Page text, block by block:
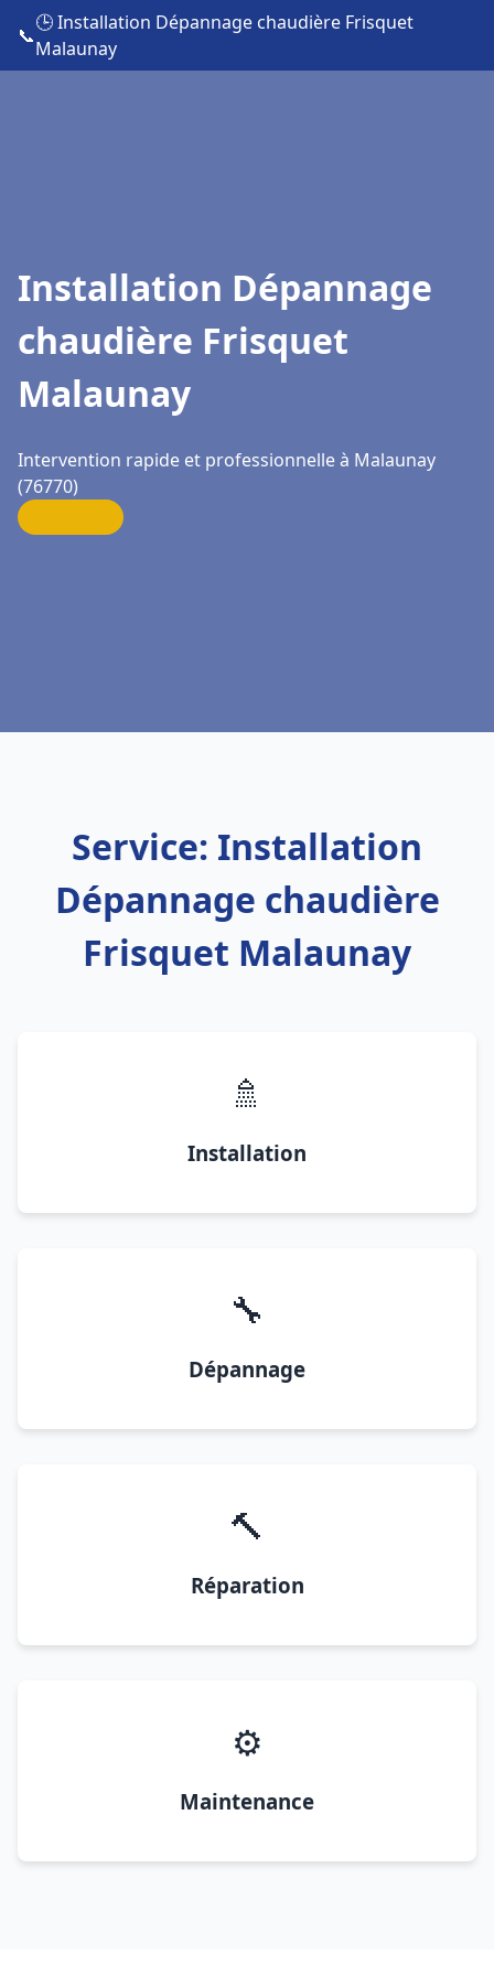
📞
🕒 Installation Dépannage chaudière Frisquet
Malaunay
Installation Dépannage
chaudière Frisquet
Malaunay
Intervention rapide et professionnelle à Malaunay
(76770)
Service: Installation
Dépannage chaudière
Frisquet Malaunay
🚿
Installation
🔧
Dépannage
🔨
Réparation
⚙️
Maintenance